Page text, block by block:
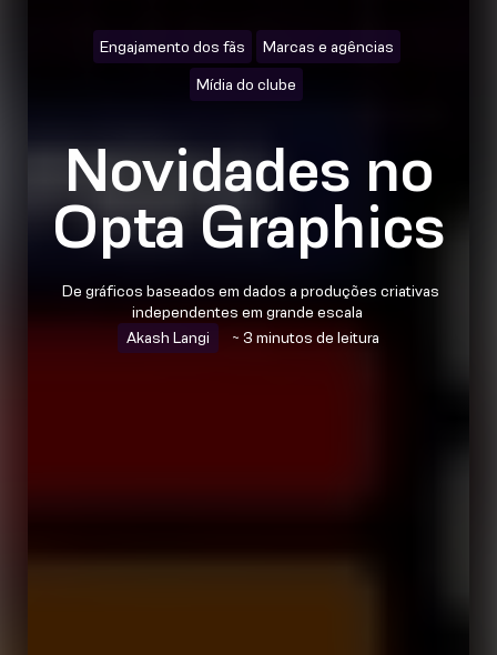
Engajamento dos fãs Marcas e agências
Mídia do clube
Novidades no
Opta Graphics
De gráficos baseados em dados a produções criativas
independentes em grande escala
Akash Langi
~ 3 minutos de leitura